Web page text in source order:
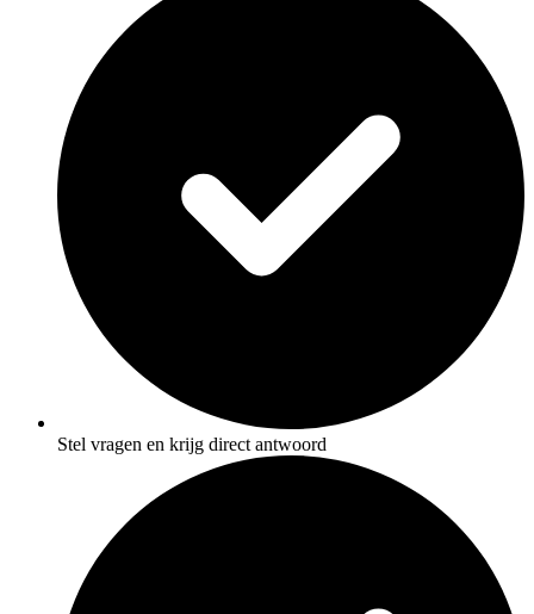
Stel vragen en krijg direct antwoord